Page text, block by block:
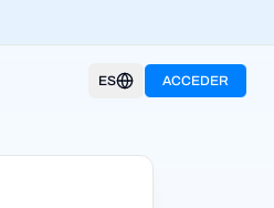
ES ACCEDER